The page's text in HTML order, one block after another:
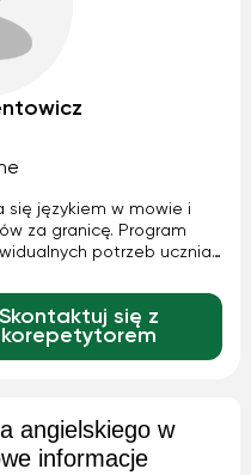
się językiem w mowie i
za granicę. Program
potrzeb ucznia.
do nauki. Oferuję
Wystawiam faktury.
Skontaktuj się z
korepetytorem
angielskiego w
informacje